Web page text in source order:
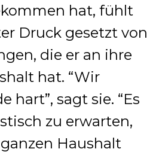
hat, fühlt
Druck gesetzt von
die er an ihre
hat. “Wir
hart”, sagt sie. “Es
zu erwarten,
Haushalt